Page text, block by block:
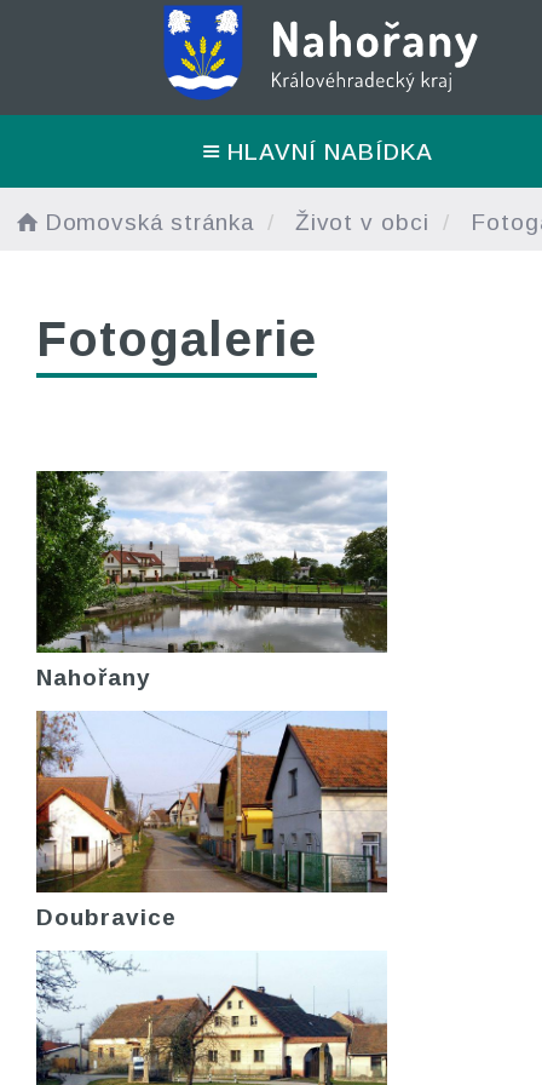
HLAVNÍ NABÍDKA
Domovská stránka Život v obci
Fotogalerie
Nahořany
Doubravice